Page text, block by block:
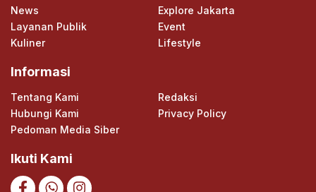
News
Explore Jakarta
Layanan Publik
Event
Kuliner
Lifestyle
Informasi
Tentang Kami
Redaksi
Hubungi Kami
Privacy Policy
Pedoman Media Siber
Ikuti Kami